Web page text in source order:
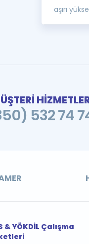
aşırı
532 74
& YÖKDİL Çalışma